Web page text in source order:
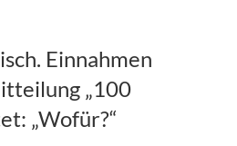
Einnahmen
„100
„Wofür?“